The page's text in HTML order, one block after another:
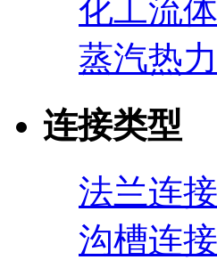
化工流
蒸汽热
连接类型
法兰连接
沟槽连接